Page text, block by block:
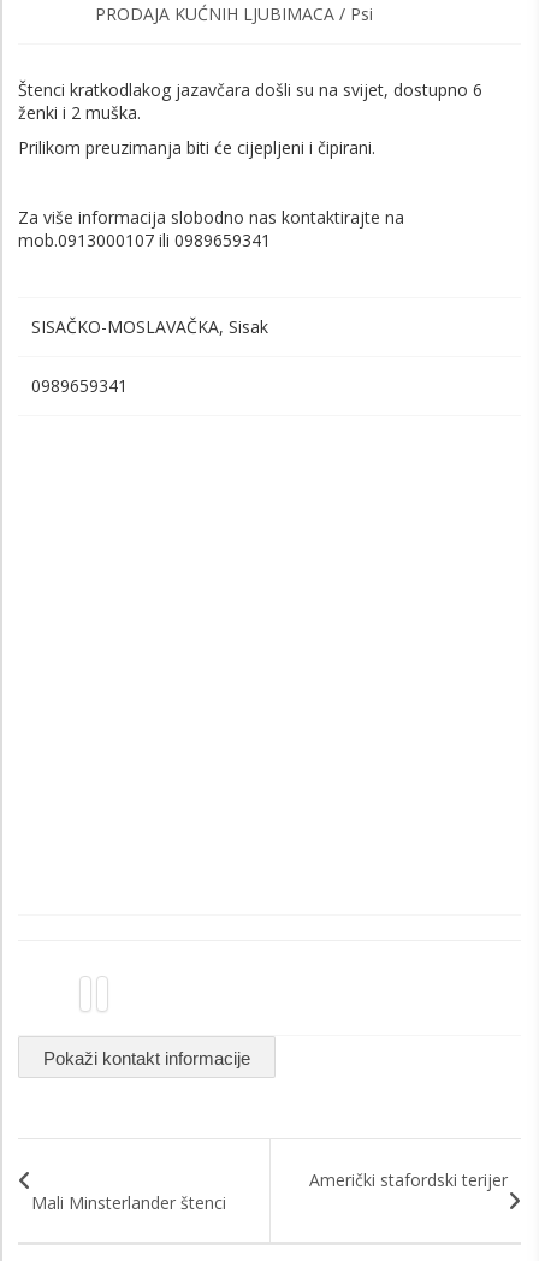
PRODAJA KUĆNIH LJUBIMACA / Psi
Štenci kratkodlakog jazavčara došli su na svijet, dostupno 6
ženki i 2 muška.
Prilikom preuzimanja biti će cijepljeni i čipirani.
Za više informacija slobodno nas kontaktirajte na
mob.0913000107 ili 0989659341
SISAČKO-MOSLAVAČKA, Sisak
0989659341
Pokaži kontakt informacije
Mali Minsterlander štenci
Američki stafordski terijer